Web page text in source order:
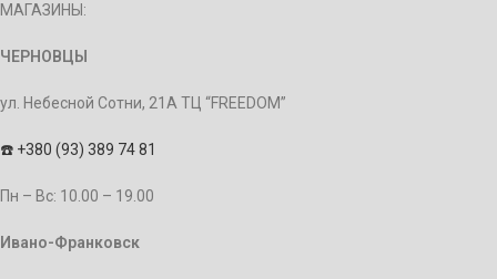
МАГАЗИНЫ:
ЧЕРНОВЦЫ
ул. Небесной Сотни, 21А ТЦ “FREEDOM”
☎️ +380 (93) 389 74 81
Пн – Bc: 10.00 – 19.00
Ивано-Франковск